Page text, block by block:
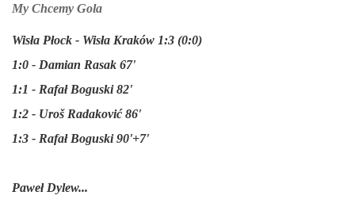
My Chcemy Gola
Wisła Płock - Wisła Kraków 1:3 (0:0)
1:0 - Damian Rasak 67'
1:1 - Rafał Boguski 82'
1:2 - Uroš Radaković 86'
1:3 - Rafał Boguski 90'+7'
Paweł Dylew...